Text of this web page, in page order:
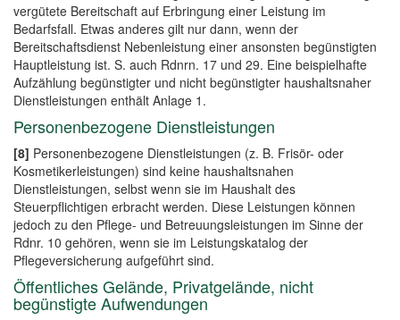
vergütete Bereitschaft auf Erbringung einer Leistung im
Bedarfsfall. Etwas anderes gilt nur dann, wenn der
Bereitschaftsdienst Nebenleistung einer ansonsten begünstigten
Hauptleistung ist. S. auch Rdnrn. 17 und 29. Eine beispielhafte
Aufzählung begünstigter und nicht begünstigter haushaltsnaher
Dienstleistungen enthält Anlage 1.
Personenbezogene Dienstleistungen
[8] Personenbezogene Dienstleistungen (z. B. Frisör- oder
Kosmetikerleistungen) sind keine haushaltsnahen
Dienstleistungen, selbst wenn sie im Haushalt des
Steuerpflichtigen erbracht werden. Diese Leistungen können
jedoch zu den Pflege- und Betreuungsleistungen im Sinne der
Rdnr. 10 gehören, wenn sie im Leistungskatalog der
Pflegeversicherung aufgeführt sind.
Öffentliches Gelände, Privatgelände, nicht
begünstigte Aufwendungen